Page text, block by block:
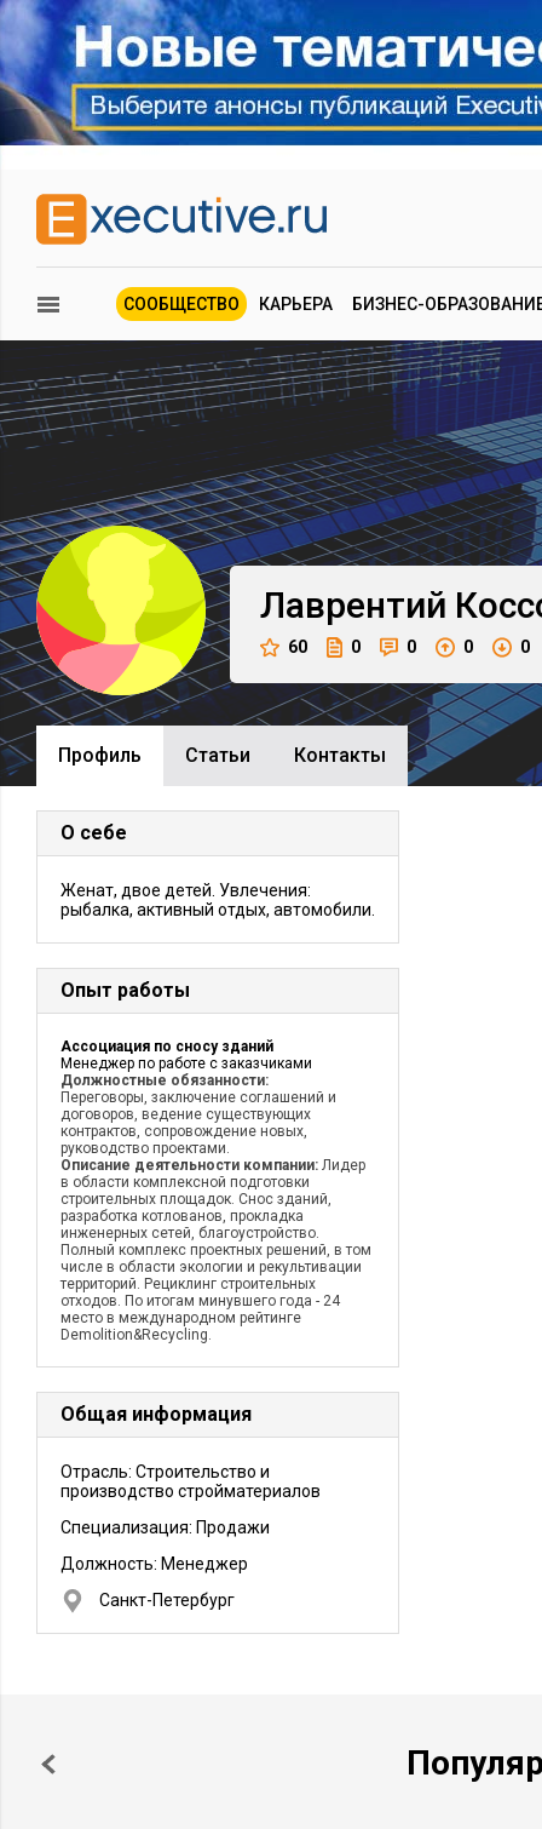
СООБЩЕСТВО КАРЬЕРА БИЗНЕС-
Лаврентий
60 0 0 0 0
Профиль Cтатьи Контакты
О себе
Женат, двое детей. Увлечения:
рыбалка, активный отдых, автомобили.
Опыт работы
Ассоциация по сносу зданий
Менеджер по работе с заказчиками
Должностные обязанности:
Переговоры, заключение соглашений и
договоров, ведение существующих
контрактов, сопровождение новых,
руководство проектами.
Описание деятельности компании: Лидер
в области комплексной подготовки
строительных площадок. Снос зданий,
разработка котлованов, прокладка
инженерных сетей, благоустройство.
Полный комплекс проектных решений, в том
числе в области экологии и рекультивации
территорий. Рециклинг строительных
отходов. По итогам минувшего года - 24
место в международном рейтинге
Demolition&Recycling.
Общая информация
Отрасль: Строительство и
производство стройматериалов
Специализация: Продажи
Должность: Менеджер
Санкт-Петербург